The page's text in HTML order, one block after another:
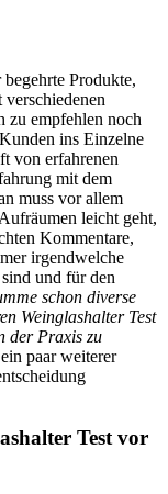
Produkte,
zu empfehlen noch
ins Einzelne
von erfahrenen
mit dem
muss vor allem
leicht geht,
Kommentare,
irgendwelche
und für den
schon diverse
Weinglashalter Test
der Praxis zu
paar weiterer
Test vor